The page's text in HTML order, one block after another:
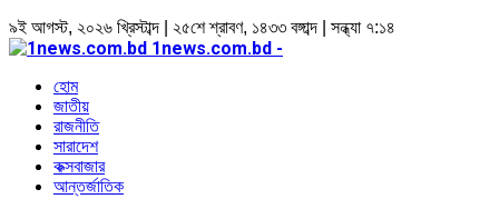
৯ই আগস্ট, ২০২৬ খ্রিস্টাব্দ | ২৫শে শ্রাবণ, ১৪৩৩ বঙ্গাব্দ | সন্ধ্যা ৭:১৪
1news.com.bd -
হোম
জাতীয়
রাজনীতি
সারাদেশ
কক্সবাজার
আন্তর্জাতিক